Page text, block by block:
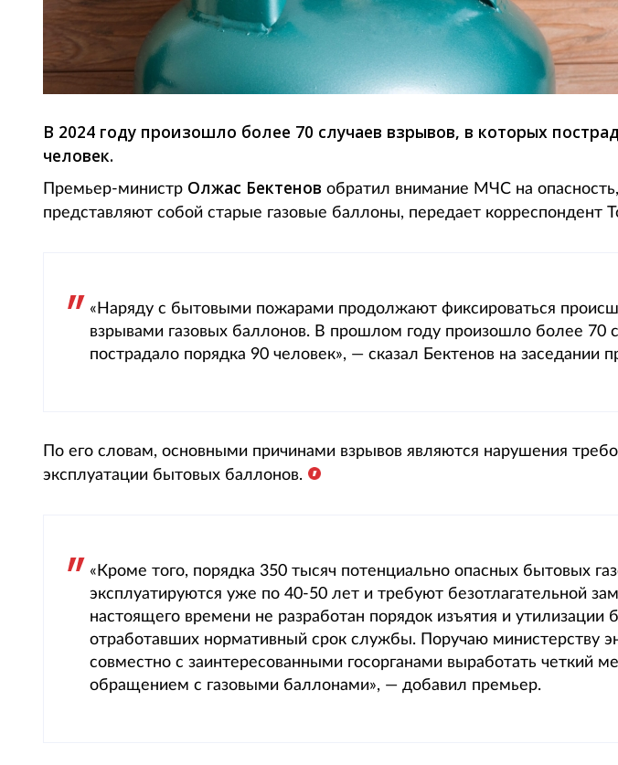
В 2024 году произошло более 70 случаев взрывов, в которых
человек.
Премьер-министр Олжас Бектенов обратил внимание МЧС на
представляют собой старые газовые баллоны, передает корреспондент
«Наряду с бытовыми пожарами продолжают фиксироваться
взрывами газовых баллонов. В прошлом году произошло более 70
пострадало порядка 90 человек», — сказал Бектенов на заседании
По его словам, основными причинами взрывов являются нарушения
эксплуатации бытовых баллонов.
«Кроме того, порядка 350 тысяч потенциально опасных бытовых
эксплуатируются уже по 40-50 лет и требуют безотлагательной
настоящего времени не разработан порядок изъятия и утилизации
отработавших нормативный срок службы. Поручаю министерству
совместно с заинтересованными госорганами выработать четкий
обращением с газовыми баллонами», — добавил премьер.